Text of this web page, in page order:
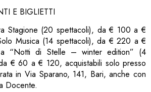
E BIGLIETTI
Stagione (20 spettacoli), da € 100 a €
Musica (14 spettacoli), da € 220 a €
“Notti di Stelle – winter edition” (4
€ 60 a € 120, acquistabili solo presso
in Via Sparano, 141, Bari, anche con
Docente.